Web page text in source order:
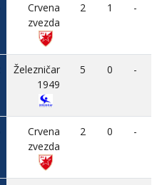
Crvena
zvezda
2 1 -
Železničar
1949
5 0 -
Crvena
zvezda
2 0 -